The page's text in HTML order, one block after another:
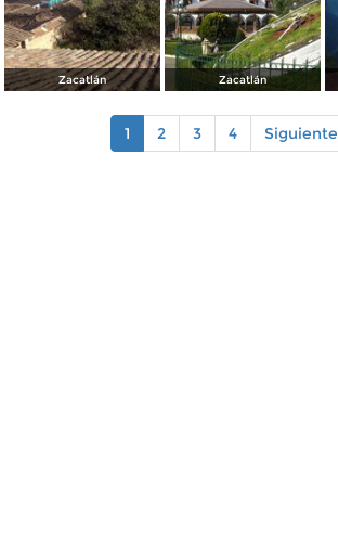
Zacatlán Zacatlán
1 2 3 4 Siguiente